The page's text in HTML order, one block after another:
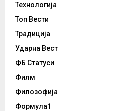
Технологија
Топ Вести
Традиција
Ударна Вест
ФБ Статуси
Филм
Филозофија
Формула1